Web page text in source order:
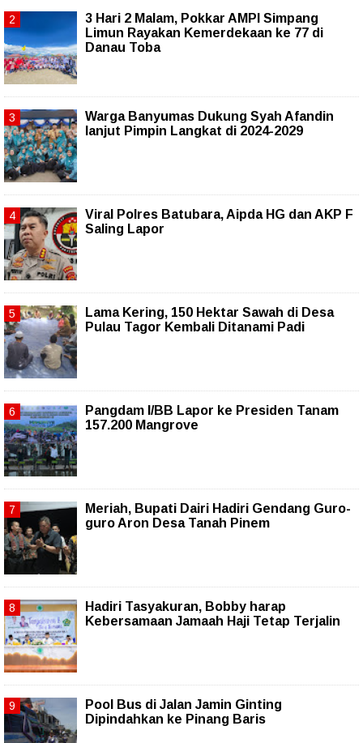
3 Hari 2 Malam, Pokkar AMPI Simpang
Limun Rayakan Kemerdekaan ke 77 di
Danau Toba
Warga Banyumas Dukung Syah Afandin
lanjut Pimpin Langkat di 2024-2029
Viral Polres Batubara, Aipda HG dan AKP F
Saling Lapor
Lama Kering, 150 Hektar Sawah di Desa
Pulau Tagor Kembali Ditanami Padi
Pangdam I/BB Lapor ke Presiden Tanam
157.200 Mangrove
Meriah, Bupati Dairi Hadiri Gendang Guro-
guro Aron Desa Tanah Pinem
Hadiri Tasyakuran, Bobby harap
Kebersamaan Jamaah Haji Tetap Terjalin
Pool Bus di Jalan Jamin Ginting
Dipindahkan ke Pinang Baris